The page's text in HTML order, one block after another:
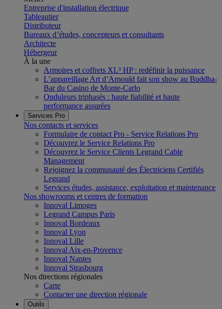
Entreprise d'installation électrique
Tableautier
Distributeur
Bureaux d’études, concepteurs et consultants
Architecte
Hébergeur
À la une
Armoires et coffrets XL³ HP : redéfinir la puissance
L’appareillage Art d’Arnould fait son show au Buddha-
Bar du Casino de Monte-Carlo
Onduleurs triphasés : haute fiabilité et haute
performance assurées
Services Pro
Nos contacts et services
Formulaire de contact Pro - Service Relations Pro
Découvrez le Service Relations Pro
Découvrez le Service Clients Legrand Cable
Management
Rejoignez la communauté des Électriciens Certifiés
Legrand
Services études, assistance, exploitation et maintenance
Nos showrooms et centres de formation
Innoval Limoges
Legrand Campus Paris
Innoval Bordeaux
Innoval Lyon
Innoval Lille
Innoval Aix-en-Provence
Innoval Nantes
Innoval Strasbourg
Nos directions régionales
Carte
Contacter une direction régionale
Outils